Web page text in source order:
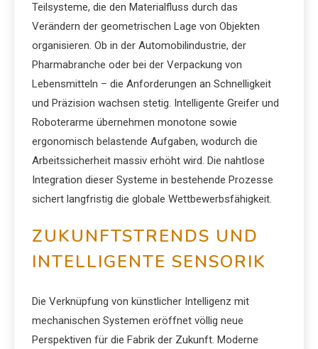
Teilsysteme, die den Materialfluss durch das
Verändern der geometrischen Lage von Objekten
organisieren. Ob in der Automobilindustrie, der
Pharmabranche oder bei der Verpackung von
Lebensmitteln – die Anforderungen an Schnelligkeit
und Präzision wachsen stetig. Intelligente Greifer und
Roboterarme übernehmen monotone sowie
ergonomisch belastende Aufgaben, wodurch die
Arbeitssicherheit massiv erhöht wird. Die nahtlose
Integration dieser Systeme in bestehende Prozesse
sichert langfristig die globale Wettbewerbsfähigkeit.
ZUKUNFTSTRENDS UND
INTELLIGENTE SENSORIK
Die Verknüpfung von künstlicher Intelligenz mit
mechanischen Systemen eröffnet völlig neue
Perspektiven für die Fabrik der Zukunft. Moderne